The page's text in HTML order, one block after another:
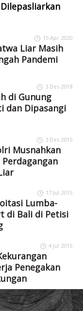
15 Apr 2020
Liar Masih
Pandemi
3 Des 2018
di Gunung
dan Dipasangi
3 Des 2015
Musnahkan
17 Jul 2015
Lumba-
di Bali di Petisi
4 Jul 2015
Penegakan